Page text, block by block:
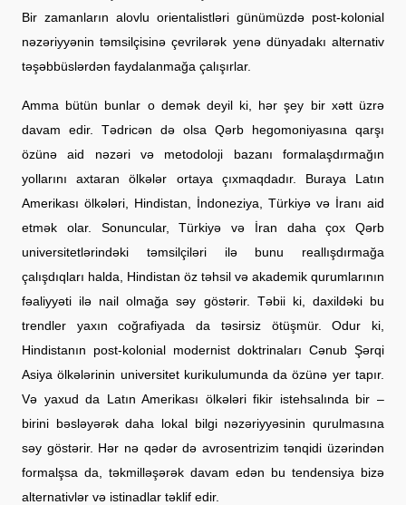
Bir zamanların alovlu orientalistləri günümüzdə post-kolonial
nəzəriyyənin təmsilçisinə çevrilərək yenə dünyadakı alternativ
təşəbbüslərdən faydalanmağa çalışırlar.
Amma bütün bunlar o demək deyil ki, hər şey bir xətt üzrə
davam edir. Tədricən də olsa Qərb hegomoniyasına qarşı
özünə aid nəzəri və metodoloji bazanı formalaşdırmağın
yollarını axtaran ölkələr ortaya çıxmaqdadır. Buraya Latın
Amerikası ölkələri, Hindistan, İndoneziya, Türkiyə və İranı aid
etmək olar. Sonuncular, Türkiyə və İran daha çox Qərb
universitetlərindəki təmsilçiləri ilə bunu reallışdırmağa
çalışdıqları halda, Hindistan öz təhsil və akademik qurumlarının
fəaliyyəti ilə nail olmağa səy göstərir. Təbii ki, daxildəki bu
trendler yaxın coğrafiyada da təsirsiz ötüşmür. Odur ki,
Hindistanın post-kolonial modernist doktrinaları Cənub Şərqi
Asiya ölkələrinin universitet kurikulumunda da özünə yer tapır.
Və yaxud da Latın Amerikası ölkələri fikir istehsalında bir –
birini bəsləyərək daha lokal bilgi nəzəriyyəsinin qurulmasına
səy göstərir. Hər nə qədər də avrosentrizim tənqidi üzərindən
formalşsa da, təkmilləşərək davam edən bu tendensiya bizə
alternativlər və istinadlar təklif edir.